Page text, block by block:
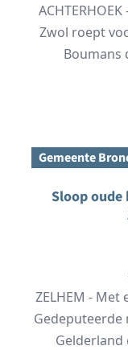
Zwol roept
Boumans
Gemeente
Sloop
ZELHEM -
Gedeputeerde